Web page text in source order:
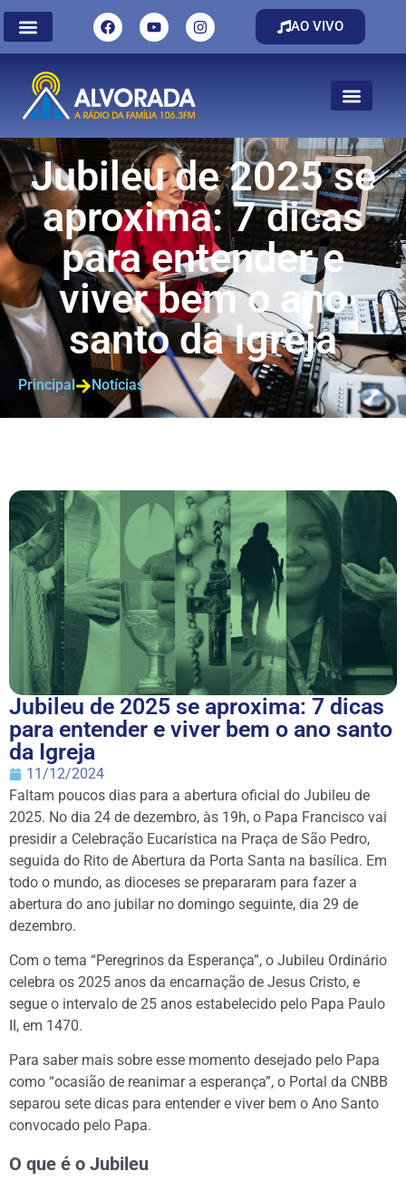
AO VIVO
Jubileu de 2025 se
aproxima: 7 dicas
para entender e
viver bem o ano
santo da Igreja
Principal Notícias
Jubileu de 2025 se aproxima: 7 dicas
para entender e viver bem o ano santo
da Igreja
11/12/2024
Faltam poucos dias para a abertura oficial do Jubileu de
2025. No dia 24 de dezembro, às 19h, o Papa Francisco vai
presidir a Celebração Eucarística na Praça de São Pedro,
seguida do Rito de Abertura da Porta Santa na basílica. Em
todo o mundo, as dioceses se prepararam para fazer a
abertura do ano jubilar no domingo seguinte, dia 29 de
dezembro.
Com o tema “Peregrinos da Esperança”, o Jubileu Ordinário
celebra os 2025 anos da encarnação de Jesus Cristo, e
segue o intervalo de 25 anos estabelecido pelo Papa Paulo
II, em 1470.
Para saber mais sobre esse momento desejado pelo Papa
como “ocasião de reanimar a esperança”, o Portal da CNBB
separou sete dicas para entender e viver bem o Ano Santo
convocado pelo Papa.
O que é o Jubileu